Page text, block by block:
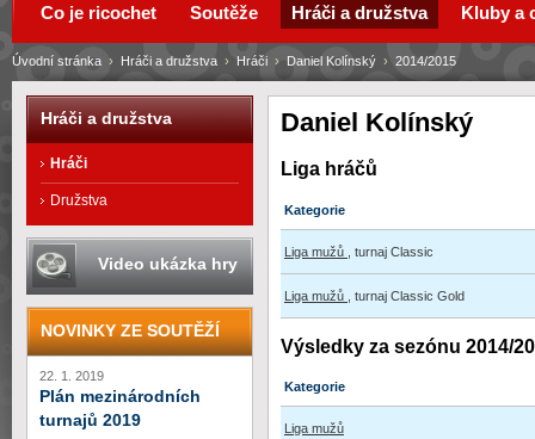
Daniel Kolínský
Liga hráčů
Kategorie
Liga mužů , turnaj Classic
Liga mužů , turnaj Classic Gold
Výsledky za sezónu 2014/
Kategorie
Liga mužů
Úvodní stránka › Hráči a družstva › Hráči › Daniel Kolínský › 2014/2015
Co je ricochet Soutěže Hráči a družstva Kluby a
Hráči a družstva
Hráči
Družstva
Video ukázka hry
NOVINKY ZE SOUTĚŽÍ
22. 1. 2019
Plán mezinárodních
turnajů 2019